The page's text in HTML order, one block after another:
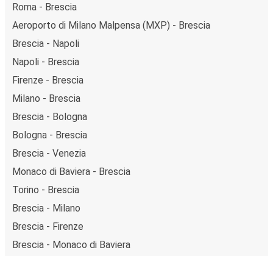
Roma - Brescia
Aeroporto di Milano Malpensa (MXP) - Brescia
Brescia - Napoli
Napoli - Brescia
Firenze - Brescia
Milano - Brescia
Brescia - Bologna
Bologna - Brescia
Brescia - Venezia
Monaco di Baviera - Brescia
Torino - Brescia
Brescia - Milano
Brescia - Firenze
Brescia - Monaco di Baviera